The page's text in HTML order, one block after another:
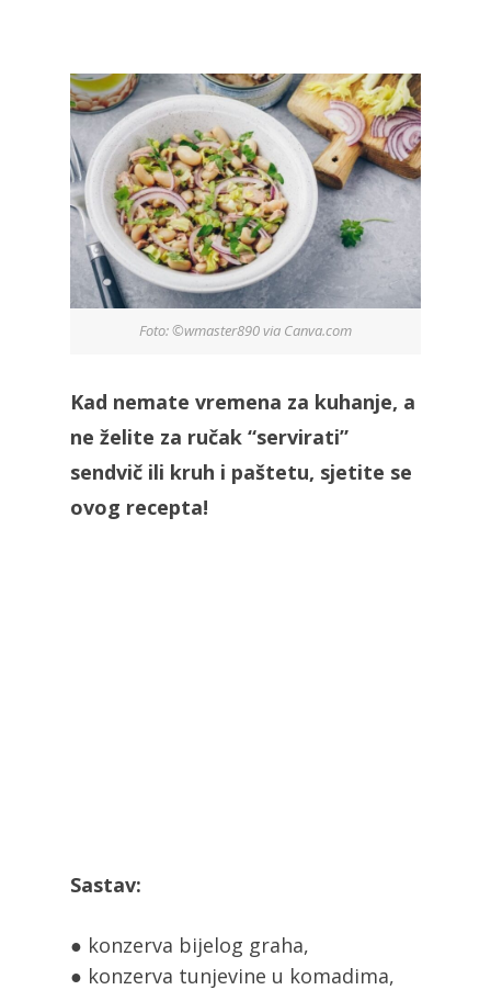
Foto: ©wmaster890 via Canva.com
Kad nemate vremena za kuhanje, a
ne želite za ručak “servirati”
sendvič ili kruh i paštetu, sjetite se
ovog recepta!
Sastav:
● konzerva bijelog graha,
● konzerva tunjevine u komadima,